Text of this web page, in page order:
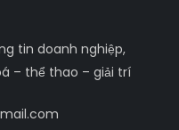
tin doanh nghiệp,
– thể thao – giải trí